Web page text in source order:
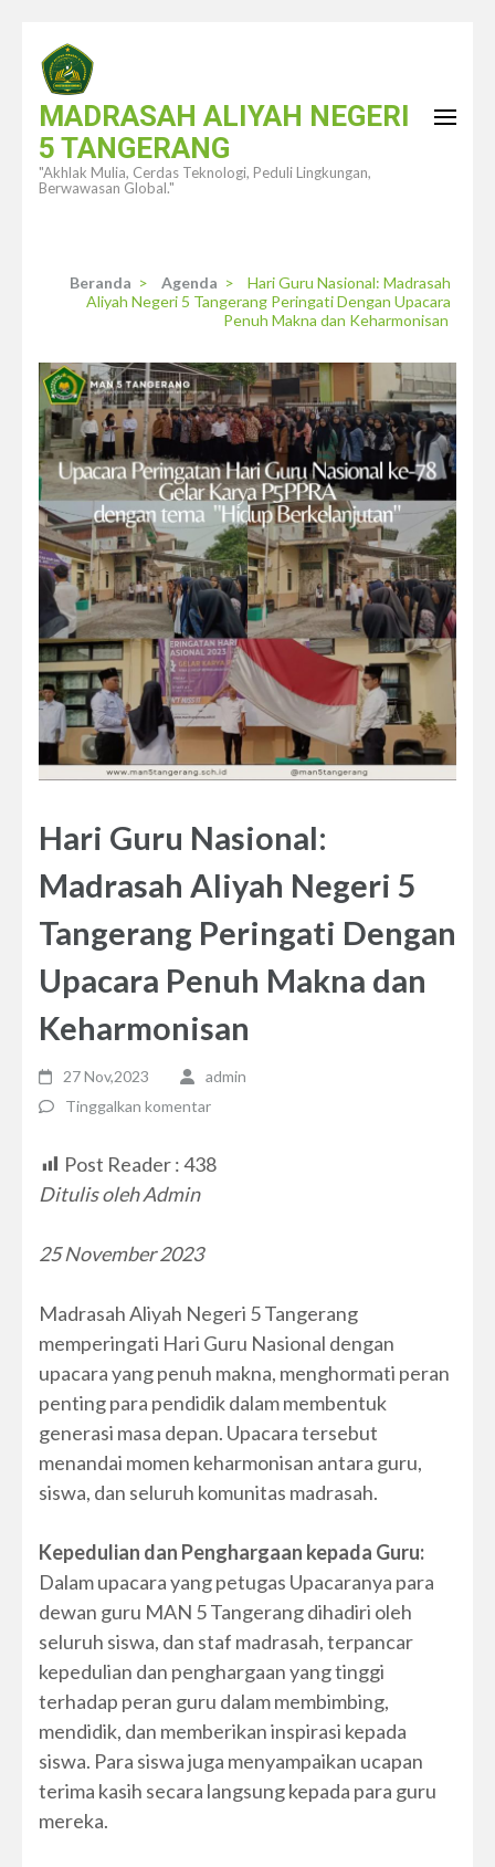
konten
(Tekan
Enter)
MADRASAH ALIYAH NEGERI
5 TANGERANG
"Akhlak Mulia, Cerdas Teknologi, Peduli Lingkungan,
Berwawasan Global."
Beranda > Agenda >
Hari Guru Nasional: Madrasah
Aliyah Negeri 5 Tangerang Peringati Dengan Upacara
Penuh Makna dan Keharmonisan
Hari Guru Nasional:
Madrasah Aliyah Negeri 5
Tangerang Peringati Dengan
Upacara Penuh Makna dan
Keharmonisan
27 Nov,2023
admin
Tinggalkan komentar
Post Reader :438
Ditulis oleh Admin
25 November 2023
Madrasah Aliyah Negeri 5 Tangerang
memperingati Hari Guru Nasional dengan
upacara yang penuh makna, menghormati peran
penting para pendidik dalam membentuk
generasi masa depan. Upacara tersebut
menandai momen keharmonisan antara guru,
siswa, dan seluruh komunitas madrasah.
Kepedulian dan Penghargaan kepada Guru:
Dalam upacara yang petugas Upacaranya para
dewan guru MAN 5 Tangerang dihadiri oleh
seluruh siswa, dan staf madrasah, terpancar
kepedulian dan penghargaan yang tinggi
terhadap peran guru dalam membimbing,
mendidik, dan memberikan inspirasi kepada
siswa. Para siswa juga menyampaikan ucapan
terima kasih secara langsung kepada para guru
mereka.